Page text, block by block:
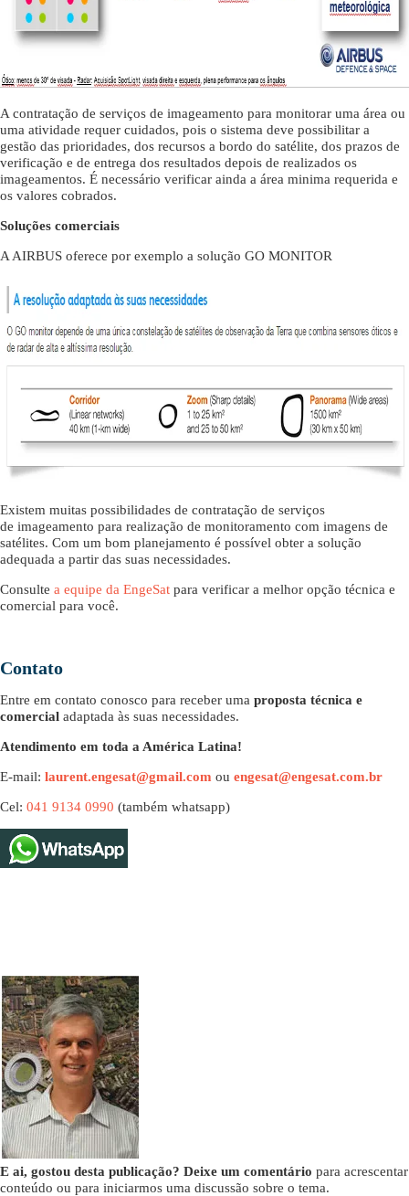
A contratação de serviços de imageamento para monitorar uma área ou
uma atividade requer cuidados, pois o sistema deve possibilitar a
gestão das prioridades, dos recursos a bordo do satélite, dos prazos de
verificação e de entrega dos resultados depois de realizados os
imageamentos. É necessário verificar ainda a área minima requerida e
os valores cobrados.
Soluções comerciais
A AIRBUS oferece por exemplo a solução GO MONITOR
Existem muitas possibilidades de contratação de serviços
de imageamento para realização de monitoramento com imagens de
satélites. Com um bom planejamento é possível obter a solução
adequada a partir das suas necessidades.
Consulte a equipe da EngeSat para verificar a melhor opção técnica e
comercial para você.
Contato
Entre em contato conosco para receber uma proposta técnica e
comercial adaptada às suas necessidades.
Atendimento em toda a América Latina!
E-mail: laurent.engesat@gmail.com ou engesat@engesat.com.br
Cel: 041 9134 0990 (também whatsapp)
E ai, gostou desta publicação? Deixe um comentário para acrescentar
conteúdo ou para iniciarmos uma discussão sobre o tema.